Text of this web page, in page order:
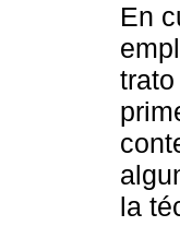
En
la